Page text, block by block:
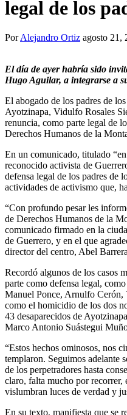
legal de los
PorAlejandro Ortiz agosto 21,
El día de ayer habría sido
Hugo Aguilar, a integrarse a
El abogado de los padres de
Ayotzinapa, Vidulfo Rosales
renuncia, como parte legal de
Derechos Humanos de la
En un comunicado, titulado
reconocido activista de
defensa legal de los padres de
actividades de activismo que,
“Con profundo pesar les
de Derechos Humanos de la
comunicado firmado en la
de Guerrero, y en el que
director del centro, Abel
Recordó algunos de los casos
parte como defensa legal,
Manuel Ponce, Arnulfo Cerón,
como el homicidio de los dos
43 desaparecidos de
Marco Antonio Suástegui
“Estos hechos ominosos, nos
templaron. Seguimos adelante
de los perpetradores hasta
claro, falta mucho por
vislumbran luces de verdad y
En su texto, manifiesta que se